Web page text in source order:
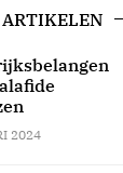
2024